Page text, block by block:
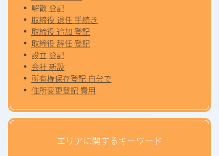
解散 登記
取締役 退任 手続き
取締役 追加 登記
取締役 辞任 登記
設立 登記
会社 新設
所有権保存登記 自分で
住所変更登記 費用
エリアに関するキーワード